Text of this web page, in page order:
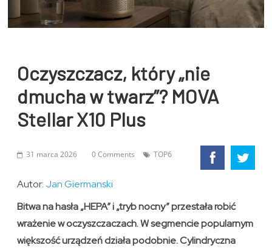
Oczyszczacz, który „nie
dmucha w twarz”? MOVA
Stellar X10 Plus
31 marca 2026 0 Comments TOP6
Autor: Jan Giermanski
Bitwa na hasła „HEPA” i „tryb nocny” przestała robić
wrażenie w oczyszczaczach. W segmencie popularnym
większość urządzeń działa podobnie. Cylindryczna